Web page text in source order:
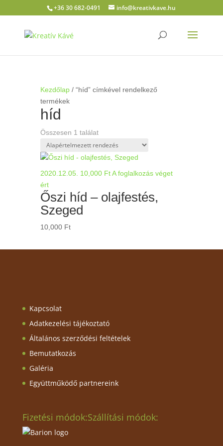
+36 30 682-0491 info@kreativkave.hu
Kezdőlap/ “híd” címkével rendelkező
termékek
híd
Összesen 1 találat
2020.12.05. 10,000 Ft A foglalkozás véget
ért
Őszi híd – olajfestés,
Szeged
10,000 Ft
Kapcsolat
Adatkezelési tájékoztató
Általános szerződési feltételek
Bemutatkozás
Galéria
Együttműködő partnereink
Fizetési módok:Szállítási módok: